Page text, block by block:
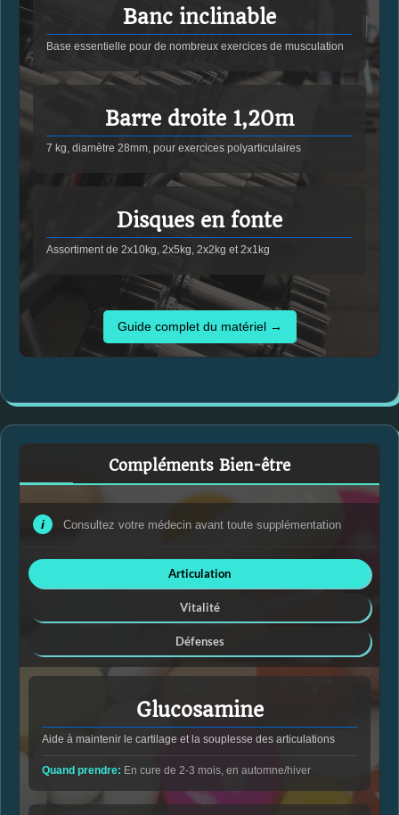
Banc inclinable
Base essentielle pour de nombreux exercices de musculation
Barre droite 1,20m
7 kg, diamètre 28mm, pour exercices polyarticulaires
Disques en fonte
Assortiment de 2x10kg, 2x5kg, 2x2kg et 2x1kg
Guide complet du matériel →
Compléments Bien-être
i Consultez votre médecin avant toute supplémentation
Articulation
Vitalité
Défenses
Glucosamine
Aide à maintenir le cartilage et la souplesse des articulations
Quand prendre: En cure de 2-3 mois, en automne/hiver